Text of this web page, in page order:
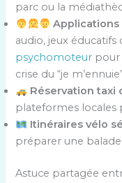
parc ou la
Applications
audio, jeux éducatifs
psychomoteur pour
crise du “je
Réservation taxi
plateformes locales
Itinéraires vélo
préparer une
Astuce partagée